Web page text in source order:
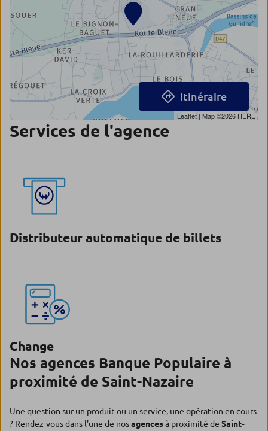
Leaflet | Map ©2026 HERE
Itinéraire
Services de l'agence
Distributeur automatique de billets
Change
Nos agences Banque Populaire à
proximité de Saint-Nazaire
Une question sur un produit ou un service, une opération en cours
? Rendez-vous dans l'une de nosagencesà proximité de Saint-